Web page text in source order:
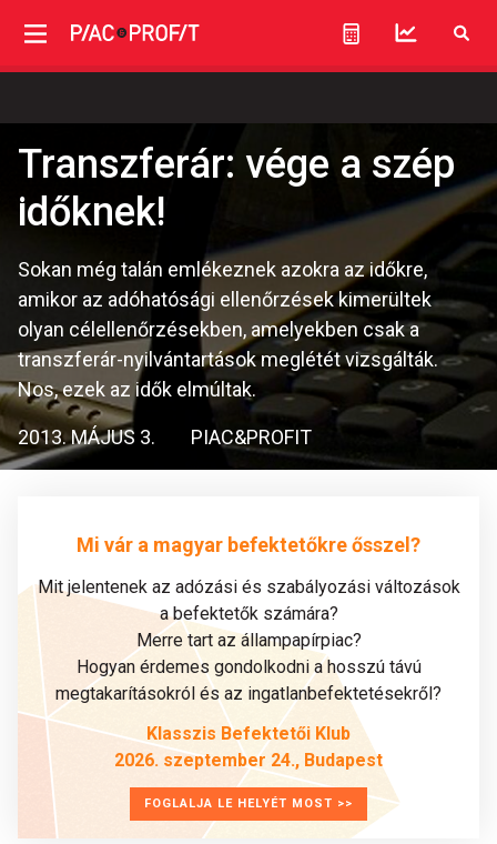
Transzferár: vége a szép
időknek!
Sokan még talán emlékeznek azokra az időkre,
amikor az adóhatósági ellenőrzések kimerültek
olyan célellenőrzésekben, amelyekben csak a
transzferár-nyilvántartások meglétét vizsgálták.
Nos, ezek az idők elmúltak.
2013. MÁJUS 3. PIAC&PROFIT
Mi vár a magyar befektetőkre ősszel?
Mit jelentenek az adózási és szabályozási változások
a befektetők számára?
Merre tart az állampapírpiac?
Hogyan érdemes gondolkodni a hosszú távú
megtakarításokról és az ingatlanbefektetésekről?
Klasszis Befektetői Klub
2026. szeptember 24., Budapest
FOGLALJA LE HELYÉT MOST >>